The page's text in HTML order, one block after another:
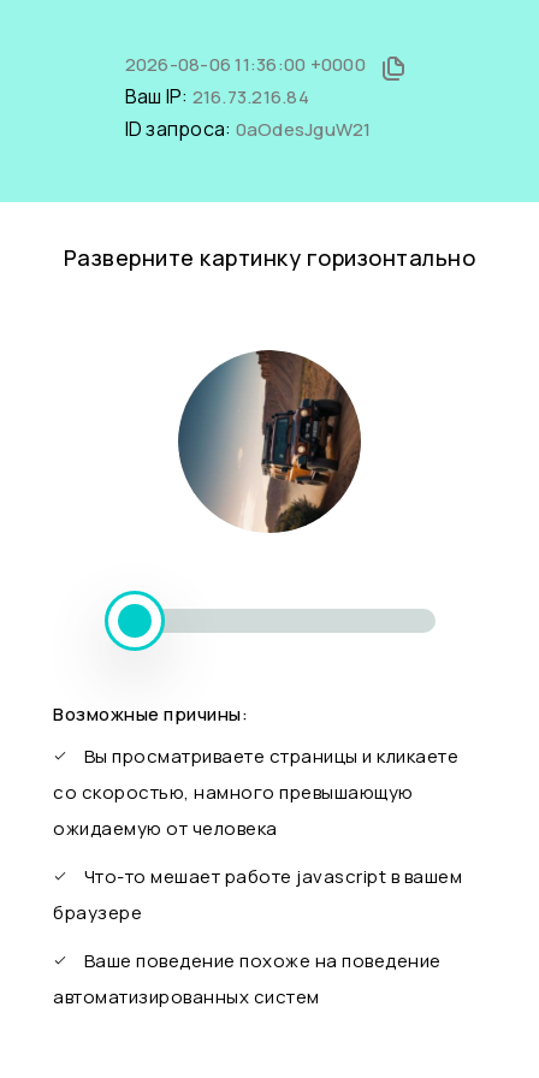
2026-08-06 11:36:00 +0000
Ваш IP: 216.73.216.84
ID запроса: 0aOdesJguW21
Разверните картинку горизонтально
Возможные причины:
Вы просматриваете страницы и кликаете
со скоростью, намного превышающую
ожидаемую от человека
Что-то мешает работе javascript в вашем
браузере
Ваше поведение похоже на поведение
автоматизированных систем